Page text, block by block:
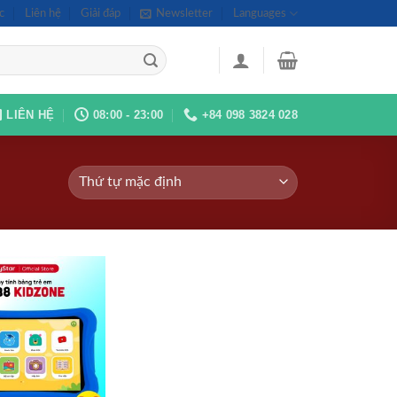
Liên hệ Giải đáp Newsletter Languages
LIÊN HỆ 08:00 - 23:00 +84 098 3824 028